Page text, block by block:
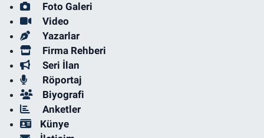
Foto Galeri
Video
Yazarlar
Firma Rehberi
Seri İlan
Röportaj
Biyografi
Anketler
Künye